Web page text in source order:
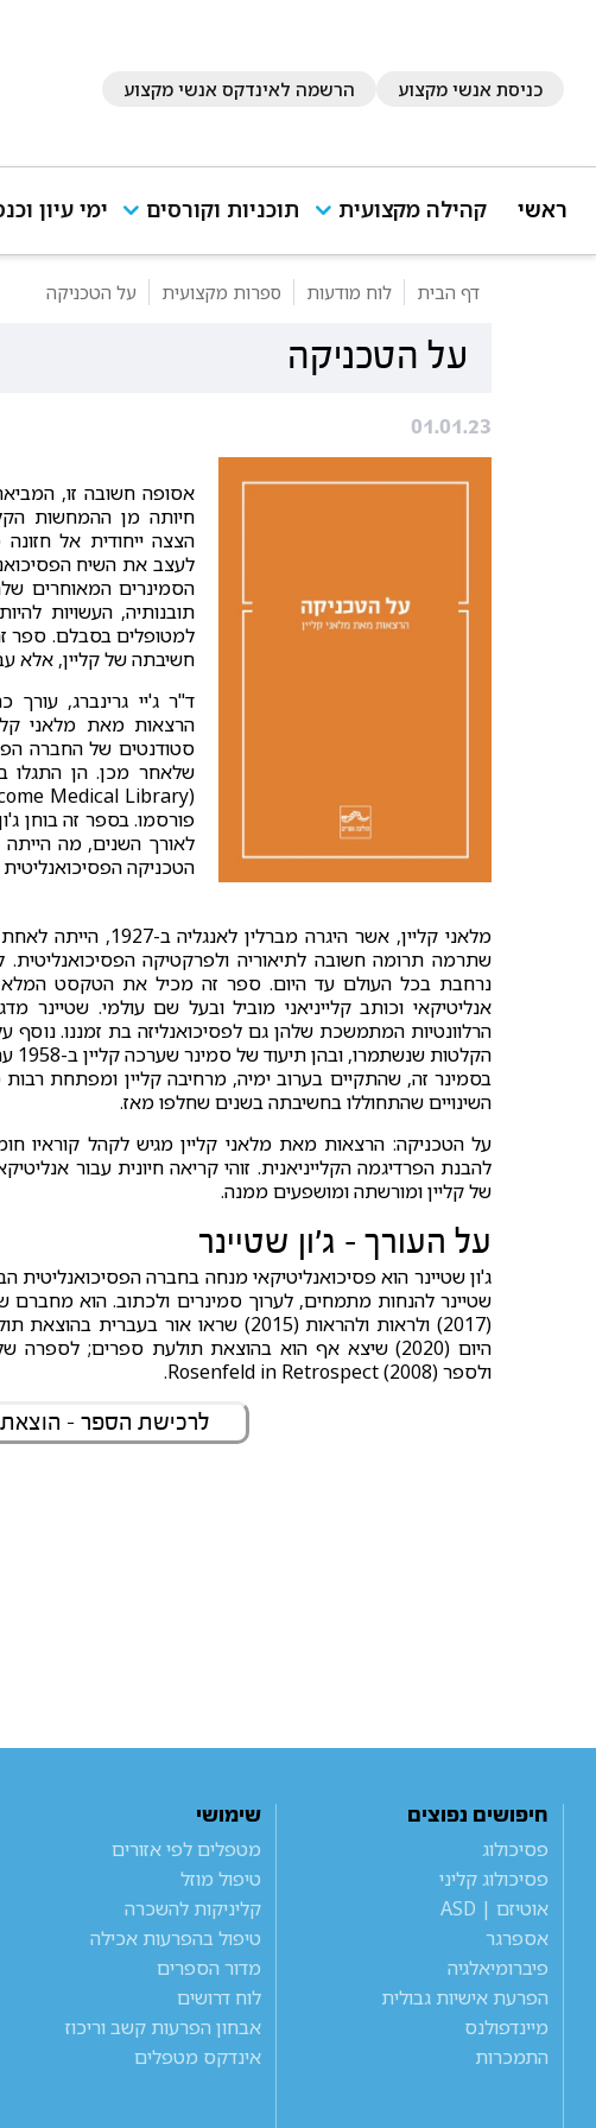
כניסת אנשי מקצוע הרשמה לאינדקס אנשי מקצוע
ראשי קהילה מקצועית תוכניות וקורסים ימי עיון
דף הבית לוח מודעות ספרות מקצועית על הטכניקה
על הטכניקה
01.01.23
אסופה חשובה זו,
חיותה מן ההמחשות
הצצה ייחודית אל
לעצב את השיח
הסמינרים המאוחרים
תובנותיה, העשויות
למטופלים בסבלם. ספר
חשיבתה של קליין, אלא
הרצאות מאת מלאני
שלאחר מכן. הן התגלו
פורסמו. בספר זה בוחן
לאורך השנים, מה הייתה
הטכניקה
מלאני קליין, אשר
שתרמה תרומה חשובה לתיאוריה ולפרקטיקה
נרחבת בכל העולם עד היום. ספר זה מכיל את הטקסט המלא
אנליטיקאי וכותב קלייניאני מוביל ובעל שם עולמי.
הרלוונטיות המתמשכת שלהן גם לפסיכואנליזה בת זמננו.
בסמינר זה, שהתקיים בערוב ימיה, מרחיבה קליין ומפתחת
השינויים שהתחוללו בחשיבתה בשנים שחלפו מאז.
על הטכניקה: הרצאות מאת מלאני קליין מגיש לקהל קוראיו
להבנת הפרדיגמה הקלייניאנית. זוהי קריאה חיונית עבור
של קליין ומורשתה ומושפעים ממנה.
על העורך - ג'ון שטיינר
ג'ון שטיינר הוא פסיכואנליטיקאי מנחה בחברה
שטיינר להנחות מתמחים, לערוך סמינרים ולכתוב. הוא מחברם
(2017) ולראות ולהראות (2015) שראו
ולספר (2008) Rosenfeld in Retrospect.
לרכישת הספר -
חיפושים נפוצים
פסיכולוג
פסיכולוג קליני
אוטיזם | ASD
אספרגר
פיברומיאלגיה
הפרעת אישיות גבולית
מיינדפולנס
התמכרות
שימושי
מטפלים לפי אזורים
טיפול מוזל
קליניקות להשכרה
טיפול בהפרעות אכילה
מדור הספרים
לוח דרושים
אבחון הפרעות קשב וריכוז
אינדקס מטפלים